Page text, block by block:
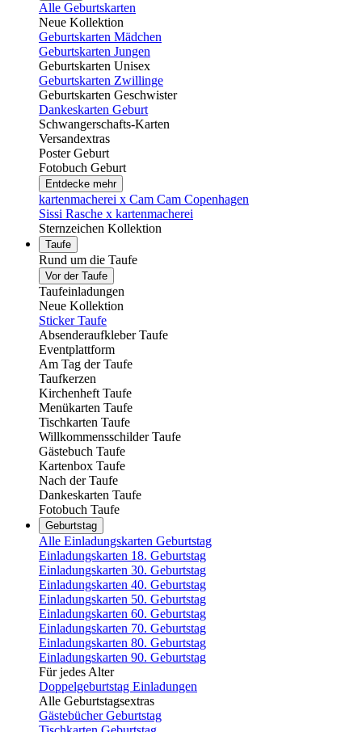
Alle Geburtskarten
Neue Kollektion
Geburtskarten Mädchen
Geburtskarten Jungen
Geburtskarten Unisex
Geburtskarten Zwillinge
Geburtskarten Geschwister
Dankeskarten Geburt
Schwangerschafts-Karten
Versandextras
Poster Geburt
Fotobuch Geburt
Entdecke mehr
kartenmacherei x Cam Cam Copenhagen
Sissi Rasche x kartenmacherei
Sternzeichen Kollektion
Taufe
Rund um die Taufe
Vor der Taufe
Taufeinladungen
Neue Kollektion
Sticker Taufe
Absenderaufkleber Taufe
Eventplattform
Am Tag der Taufe
Taufkerzen
Kirchenheft Taufe
Menükarten Taufe
Tischkarten Taufe
Willkommensschilder Taufe
Gästebuch Taufe
Kartenbox Taufe
Nach der Taufe
Dankeskarten Taufe
Fotobuch Taufe
Geburtstag
Alle Einladungskarten Geburtstag
Einladungskarten 18. Geburtstag
Einladungskarten 30. Geburtstag
Einladungskarten 40. Geburtstag
Einladungskarten 50. Geburtstag
Einladungskarten 60. Geburtstag
Einladungskarten 70. Geburtstag
Einladungskarten 80. Geburtstag
Einladungskarten 90. Geburtstag
Für jedes Alter
Doppelgeburtstag Einladungen
Alle Geburtstagsextras
Gästebücher Geburtstag